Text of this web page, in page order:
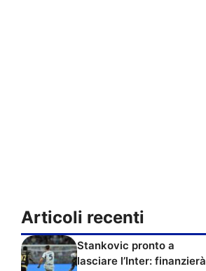
Articoli recenti
Stankovic pronto a
lasciare l’Inter: finanzierà